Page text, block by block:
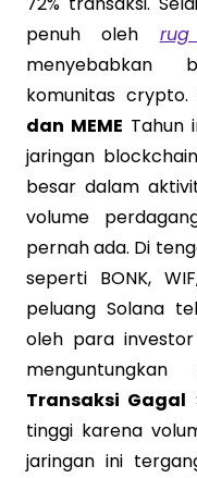
penuh oleh
menyebabkan
komunitas crypto.
dan MEME Tahun
jaringan
besar dalam
volume
pernah ada. Di
seperti BONK,
peluang Solana
oleh para
Transaksi Gagal
tinggi karena
jaringan ini